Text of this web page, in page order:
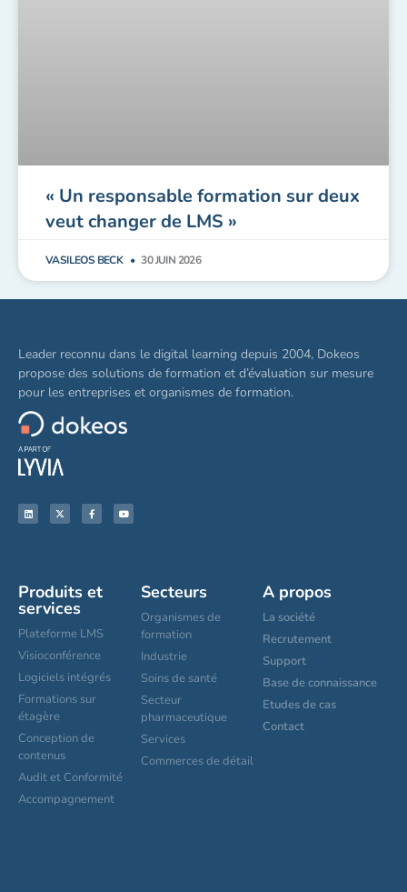
« Un responsable formation sur deux
veut changer de LMS »
VASILEOS BECK 30 JUIN 2026
Leader reconnu dans le digital learning depuis 2004, Dokeos
propose des solutions de formation et d’évaluation sur mesure
pour les entreprises et organismes de formation.
Produits et
services
Plateforme LMS
Visioconférence
Logiciels intégrés
Formations sur
étagère
Conception de
contenus
Audit et Conformité
Accompagnement
Secteurs
Organismes de
formation
Industrie
Soins de santé
Secteur
pharmaceutique
Services
Commerces de détail
A propos
La société
Recrutement
Support
Base de connaissance
Etudes de cas
Contact